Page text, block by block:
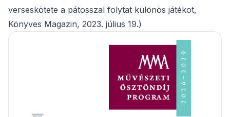
verseskötete a pátosszal folytat különös játékot,
Könyves Magazin, 2023. július 19.)